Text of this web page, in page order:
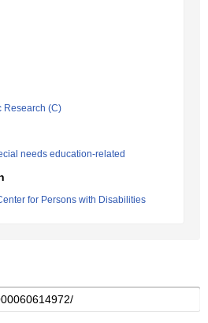
Research (C)
needs education-related
for Persons with Disabilities